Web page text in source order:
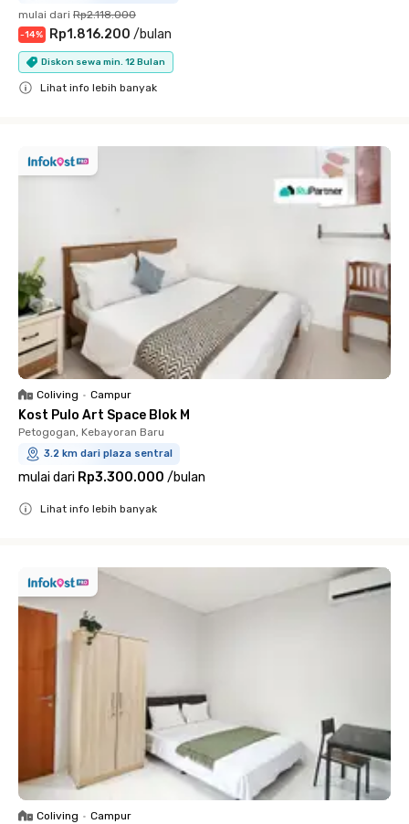
mulai dari Rp2.118.000
-14% Rp1.816.200 /bulan
Diskon sewa min. 12 Bulan
Lihat info lebih banyak
Coliving • Campur
Kost Pulo Art Space Blok M
Petogogan, Kebayoran Baru
3.2 km dari plaza sentral
mulai dari Rp3.300.000 /bulan
Lihat info lebih banyak
Coliving • Campur